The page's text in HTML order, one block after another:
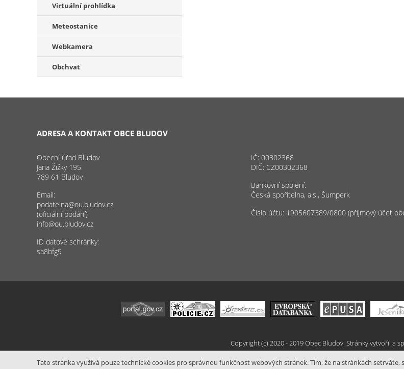
Virtuální prohlídka
Meteostanice
Webkamera
Obchvat
ADRESA A KONTAKT OBCE BLUDOV
Obecní úřad Bludov
Jana Žižky 195
789 61 Bludov
Email:
podatelna@ou.bludov.cz
(oficiální podání)
info@ou.bludov.cz
ID datové schránky:
sa8bfg9
IČ: 00302368
DIČ: CZ00302368
Bankovní spojení:
Česká spořitelna, a.s., Šumperk
Číslo účtu: 1905607389/0800 (příjmový účet
Copyright (c) 2020 - 2019 Obec Bludov. Stránky vytvořil a
Tato stránka využívá pouze technické cookies pro správnou funkčnost webových stránek. Tím, že na stránkách setrváte,